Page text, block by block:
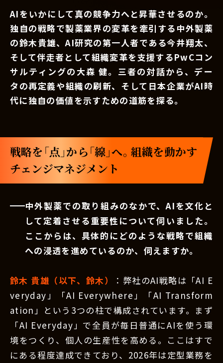
AIをいかにして真の競争力へと昇華させるのか。
独自の戦略で製薬業界の変革を牽引する中外製薬
の鈴木貴雄、AI研究の第一人者である今井翔太、
そして伴走者として組織変革を支援するPwCコン
サルティングの大森 健。三者の対話から、デー
タの再定義や組織の刷新、そして日本企業がAI時
代に独自の価値を示すための道筋を探る。
戦略を「点」から「線」へ。組織を動かす
チェンジマネジメント
中外製薬での取り組みのなかで、AIを文化と
して定着させる重要性について伺いました。
ここからは、具体的にどのような戦略で組織
への浸透を進めているのか、伺えますか。
鈴木 貴雄（以下、鈴木）
：弊社のAI戦略は「AI E
veryday」「AI Everywhere」「AI Transform
ation」という3つの柱で構成されています。まず
「AI Everyday」で全員が毎日普通にAIを使う環
境をつくり、個人の生産性を高める。ここはすで
にある程度達成できており、2026年は定型業務を